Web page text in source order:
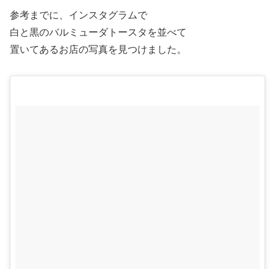
参考までに、インスタグラムで
白と黒のバルミューダトースタを並べて
置いてあるお店の写真を見つけました。